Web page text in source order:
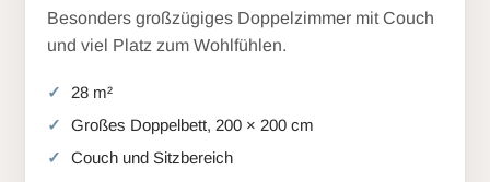
Besonders großzügiges Doppelzimmer mit Couch
und viel Platz zum Wohlfühlen.
28 m²
Großes Doppelbett, 200 × 200 cm
Couch und Sitzbereich